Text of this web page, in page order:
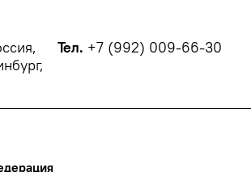
Тел. +7 (992) 009-66-30